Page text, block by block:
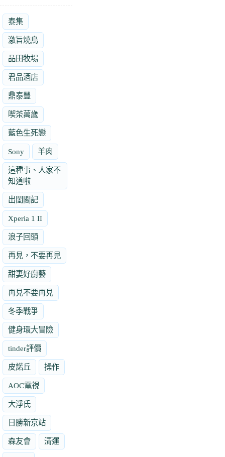
泰集
激旨燒鳥
品田牧場
君品酒店
鼎泰豐
喫茶萬歲
藍色生死戀
Sony 羊肉
這種事、人家不
知道啦
出閨閣記
Xperia 1 II
浪子回頭
再見，不要再見
甜妻好廚藝
再見不要再見
冬季戰爭
健身環大冒險
tinder評價
皮諾丘 操作
AOC電視
大淨氏
日勝新京站
森友會 清運